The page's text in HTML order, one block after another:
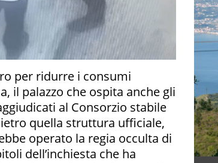
per ridurre i consumi
il palazzo che ospita anche gli
al Consorzio stabile
quella struttura ufficiale,
operato la regia occulta di
dell’inchiesta che ha